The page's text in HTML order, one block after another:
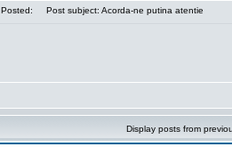
Posted: Post subject: Acorda-ne putina atentie
Display posts from